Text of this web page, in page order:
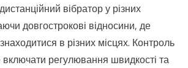
вібратор у різних
довгострокові відносини, де
в різних місцях. Контроль
регулювання швидкості та